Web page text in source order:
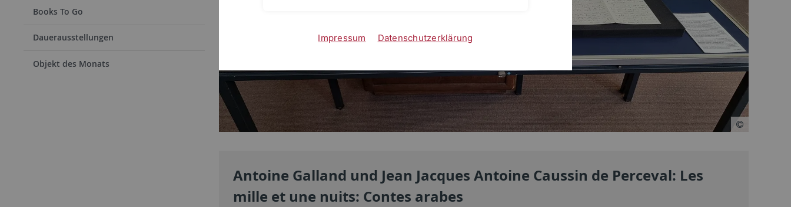
Books To Go
Dauerausstellungen
Objekt des Monats
Antoine Galland und Jean Jacques Antoine Caussin de Perceval: Les
mille et une nuits: Contes arabes
Impressum Datenschutzerklärung